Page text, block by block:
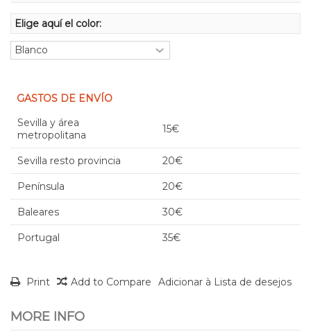
Elige aquí el color:
GASTOS DE ENVÍO
Sevilla y área
metropolitana
15€
Sevilla resto provincia 20€
Península 20€
Baleares 30€
Portugal 35€
Print Add to Compare Adicionar à Lista de desejos
MORE INFO